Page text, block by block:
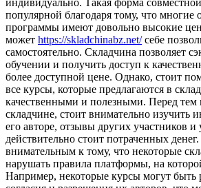
популярной благодаря тому, что многие
программы имеют довольно высокие
может https://skladchinabz.net/себе
самостоятельно. Складчина позволяет
обучении и получить доступ к
более доступной цене. Однако, стоит
все курсы, которые предлагаются в
качественными и полезными. Перед тем
складчине, стоит внимательно изучить
его авторе, отзывы других участников и
действительно стоит потраченных
внимательным к тому, что некоторые
нарушать правила платформы, на
Например, некоторые курсы могут быть